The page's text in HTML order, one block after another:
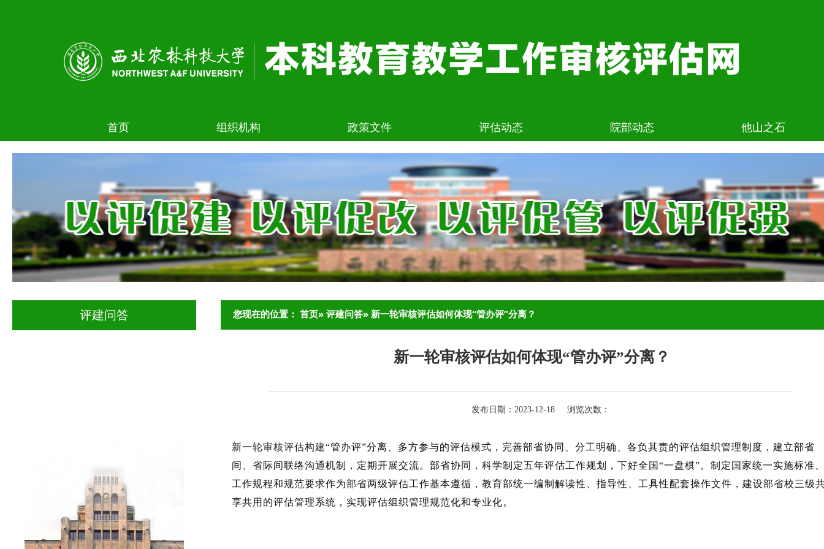
首页 组织机构 政策文件 评估动态 院部动态 他山之石
评建问答 您现在的位置： 首页» 评建问答» 新一轮审核评估如何体现“管办评”分离？
新一轮审核评估如何体现“管办评”分离？
发布日期：2023-12-18 浏览次数：
新一轮审核评估构建“管办评”分离、多方参与的评估模式，完善部省协同、分工明确、各负其责的评估组织管理制度，建立部省
间、省际间联络沟通机制，定期开展交流。部省协同，科学制定五年评估工作规划，下好全国“一盘棋”。制定国家统一实施标准
工作规程和规范要求作为部省两级评估工作基本遵循，教育部统一编制解读性、指导性、工具性配套操作文件，建设部省校三级
享共用的评估管理系统，实现评估组织管理规范化和专业化。